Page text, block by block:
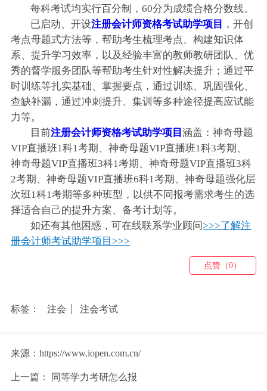
每科考试均实行百分制，60分为成绩合格分数线。
已启动、开设注册会计师资格考试助学项目 ，开创
考点母题式方法等，帮助考生梳理考点、构建知识体
系、 提升学习效率，以及经验丰富的教师教研团队、优
秀的督学服务团队等帮助考生针对性解决提升； 通过平
时训练等扎实基础、掌握要点，通过训练、巩固强化、
查缺补漏，通过冲刺提升、集训等多种途径提高应试能
力等。
目前注册会计师资格考试助学项目涵盖：神奇母题
VIP直播班1科1考期、 神奇母题VIP直播班1科3考期、
神奇母题VIP直播班3科1考期、 神奇母题VIP直播班3科
2考期、 神奇母题VIP直播班6科1考期、 神奇母题强化层
次班1科1考期等多种班型，以供不同报考需求考生的选
择适合自己的提升方案、备考计划等。
如还有其他困惑，可在线联系学业顾问>>>了解注
册会计师考试助学项目>>>
点赞（0）
标签： 注会 注会考试
来源：https://www.iopen.com.cn/
上一篇： 同等学力考研怎么报